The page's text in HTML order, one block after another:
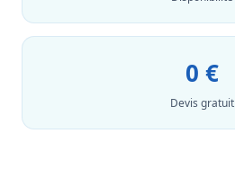
0 €
Devis gratuit